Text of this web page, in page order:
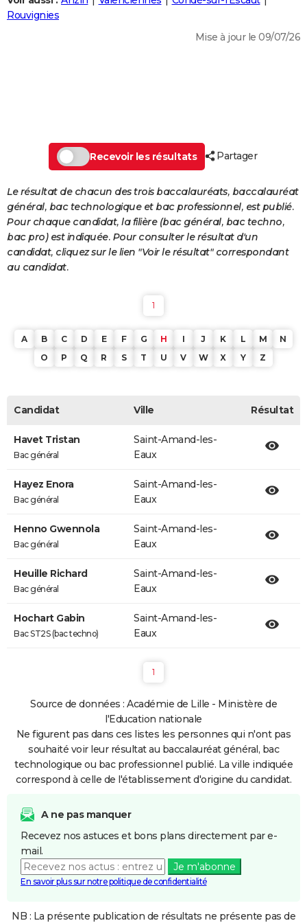
Destinations
City break
Voyage nature
Voyage de noces
Forum
Climat
+
PHOTO
Dictionnaire
PROGRAMME TV
S'inscrire
Se connecter
Lycées
Collèges
Primaires
Universités
Entreprises
Service militaire
Avis de recherche
AVIS DE DÉCÈS
FORUM
Bricolage
Lifestyle
Culture
Sport
Auto
Television
Voyage
Cinema
Rouvignies
Mise à jour le 09/07/26
Recevoir les résultats Partager
Le résultat de chacun des trois baccalauréats, baccalauréat
général, bac technologique et bac professionnel, est publié.
Pour chaque candidat, la filière (bac général, bac techno,
bac pro) est indiquée. Pour consulter le résultat d'un
candidat, cliquez sur le lien "Voir le résultat" correspondant
au candidat.
1
A B C D E F G H I J K L M
N
O
P Q R S T U V W X Y Z
Candidat Ville Résultat
Havet Tristan
Bac général
Saint-Amand-les-
Eaux
Hayez Enora
Bac général
Saint-Amand-les-
Eaux
Henno Gwennola
Bac général
Saint-Amand-les-
Eaux
Heuille Richard
Bac général
Saint-Amand-les-
Eaux
Hochart Gabin
Bac ST2S (bac techno)
Saint-Amand-les-
Eaux
1
Source de données : Académie de Lille - Ministère de
l'Education nationale
Ne figurent pas dans ces listes les personnes qui n'ont pas
souhaité voir leur résultat au baccalauréat général, bac
technologique ou bac professionnel publié. La ville indiquée
correspond à celle de l'établissement d'origine du candidat.
A ne pas manquer
Recevez nos astuces et bons plans directement par e-
mail.
Je m'abonne
En savoir plus sur notre politique de confidentialité
NB : La présente publication de résultats ne présente pas de